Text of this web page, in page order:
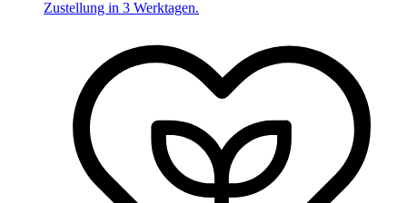
Zustellung in 3 Werktagen.